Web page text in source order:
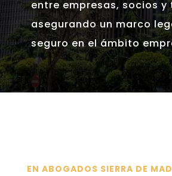
entre empresas, socios y
asegurando un marco
seguro en el ámbito
EN ABOGADOS SIERRA DE